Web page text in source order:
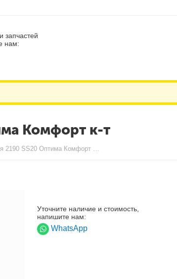
запчастей
нам:
Комфорт к-т
Уточните наличие и стоимость,
напишите нам:
WhatsApp